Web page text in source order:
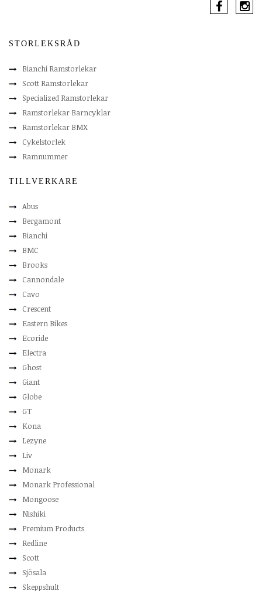
STORLEKSRÅD
Bianchi Ramstorlekar
Scott Ramstorlekar
Specialized Ramstorlekar
Ramstorlekar Barncyklar
Ramstorlekar BMX
Cykelstorlek
Ramnummer
TILLVERKARE
Abus
Bergamont
Bianchi
BMC
Brooks
Cannondale
Cavo
Crescent
Eastern Bikes
Ecoride
Electra
Ghost
Giant
Globe
GT
Kona
Lezyne
Liv
Monark
Monark Professional
Mongoose
Nishiki
Premium Products
Redline
Scott
Sjösala
Skeppshult